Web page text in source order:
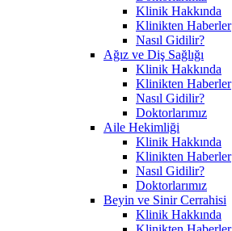
Klinik Hakkında
Klinikten Haberler
Nasıl Gidilir?
Ağız ve Diş Sağlığı
Klinik Hakkında
Klinikten Haberler
Nasıl Gidilir?
Doktorlarımız
Aile Hekimliği
Klinik Hakkında
Klinikten Haberler
Nasıl Gidilir?
Doktorlarımız
Beyin ve Sinir Cerrahisi
Klinik Hakkında